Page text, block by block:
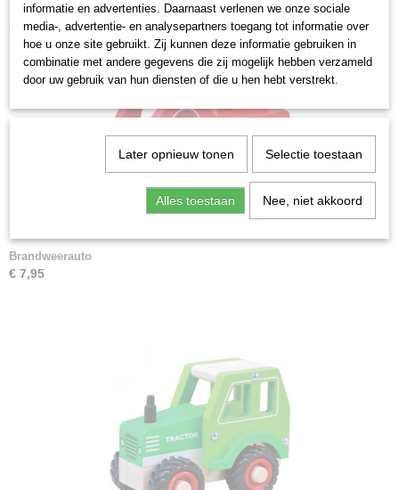
Ook interessant
Brandweerauto
€ 7,95
informatie en advertenties. Daarnaast verlenen we onze sociale
media-, advertentie- en analysepartners toegang tot informatie over
hoe u onze site gebruikt. Zij kunnen deze informatie gebruiken in
combinatie met andere gegevens die zij mogelijk hebben verzameld
door uw gebruik van hun diensten of die u hen hebt verstrekt.
Later opnieuw tonen Selectie toestaan
Alles toestaan Nee, niet akkoord